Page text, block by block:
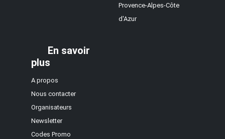
Provence-Alpes-Côte
d'Azur
En savoir
plus
A propos
Nous contacter
Organisateurs
Newsletter
Codes Promo